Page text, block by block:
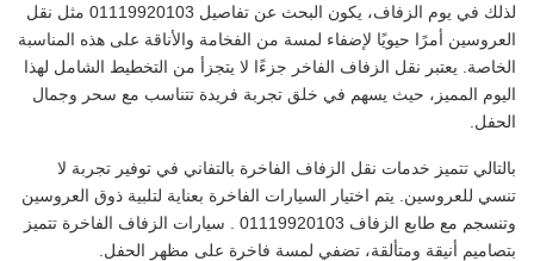
لذلك في يوم الزفاف، يكون البحث عن تفاصيل 01119920103 مثل نقل
العروسين أمرًا حيويًا لإضفاء لمسة من الفخامة والأناقة على هذه المناسبة
الخاصة. يعتبر نقل الزفاف الفاخر جزءًا لا يتجزأ من التخطيط الشامل لهذا
اليوم المميز، حيث يسهم في خلق تجربة فريدة تتناسب مع سحر وجمال
الحفل.
بالتالي تتميز خدمات نقل الزفاف الفاخرة بالتفاني في توفير تجربة لا
تنسي للعروسين. يتم اختيار السيارات الفاخرة بعناية لتلبية ذوق العروسين
وتنسجم مع طابع الزفاف 01119920103 . سيارات الزفاف الفاخرة تتميز
بتصاميم أنيقة ومتألقة، تضفي لمسة فاخرة على مظهر الحفل.